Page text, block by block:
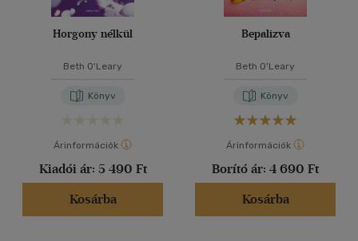
Horgony nélkül
Beth O'Leary
Könyv
Árinformációk
Kiadói ár: 5 490 Ft
Kosárba
Bepalizva
Beth O'Leary
Könyv
Árinformációk
Borító ár: 4 690 Ft
Kosárba